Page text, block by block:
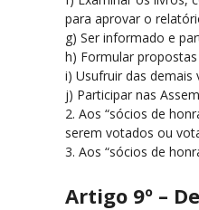
para aprovar o
g) Ser informado e
h) Formular
i) Usufruir das demais
j) Participar nas
2. Aos “sócios de
serem votados ou
3. Aos “sócios de
Artigo 9º –